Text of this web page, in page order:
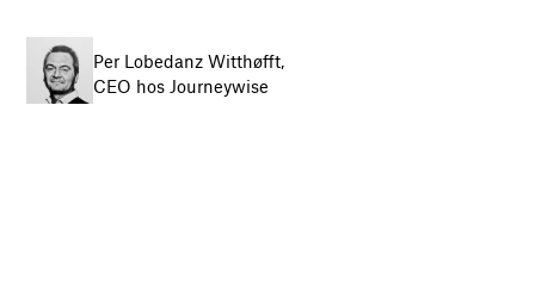
Per Lobedanz Witthøfft,
CEO hos Journeywise